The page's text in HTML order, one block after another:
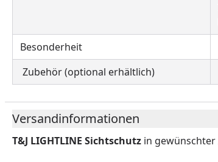
Besonderheit
Zubehör (optional erhältlich)
Versandinformationen
T&J LIGHTLINE Sichtschutz in gewünschter